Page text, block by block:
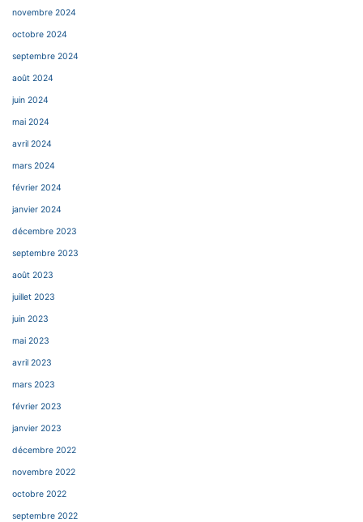
novembre 2024
octobre 2024
septembre 2024
août 2024
juin 2024
mai 2024
avril 2024
mars 2024
février 2024
janvier 2024
décembre 2023
septembre 2023
août 2023
juillet 2023
juin 2023
mai 2023
avril 2023
mars 2023
février 2023
janvier 2023
décembre 2022
novembre 2022
octobre 2022
septembre 2022